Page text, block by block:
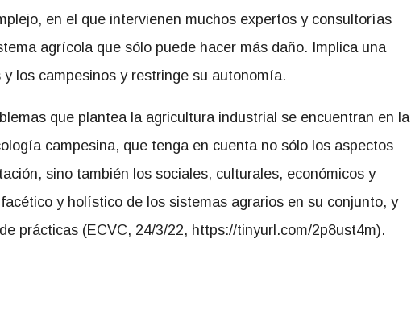
en el que intervienen muchos expertos y consultorías
agrícola que sólo puede hacer más daño. Implica una
los campesinos y restringe su autonomía.
que plantea la agricultura industrial se encuentran en la
campesina, que tenga en cuenta no sólo los aspectos
sino también los sociales, culturales, económicos y
y holístico de los sistemas agrarios en su conjunto, y
prácticas (ECVC, 24/3/22, https://tinyurl.com/2p8ust4m).